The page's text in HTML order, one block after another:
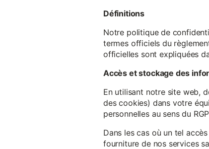
Définitions
Notre politique de
termes officiels du
officielles sont expliquées
Accès et stockage des
En utilisant notre site web,
des cookies) dans votre
personnelles au sens du
Dans les cas où un tel
fourniture de nos services